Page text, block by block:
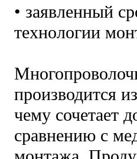
• заявленный
технологии
производится
чему сочетает
сравнению с